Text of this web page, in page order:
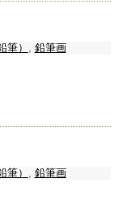
筆） , 鉛筆画
筆） , 鉛筆画